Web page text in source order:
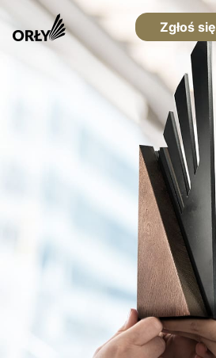
Zgłoś się